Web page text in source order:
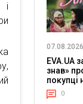
і
07.08.2026
EVA.UA
знав»
покупці
0